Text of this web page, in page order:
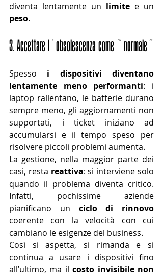
diventa lentamente un limite
peso.
3. Accettare l’obsolescenza come “normale”
Spesso i dispositivi diventano
lentamente meno performanti: i
laptop rallentano, le batterie durano
sempre meno, gli aggiornamenti non
supportati, i ticket iniziano ad
accumularsi e il tempo speso per
risolvere piccoli problemi aumenta.
La gestione, nella maggior parte dei
casi, resta reattiva: si interviene solo
quando il problema diventa critico.
Infatti, pochissime aziende
pianificano un
coerente con la velocità con cui
cambiano le esigenze del business.
Così si aspetta, si rimanda e si
continua a usare i dispositivi fino
all’ultimo, ma il costo invisibile non